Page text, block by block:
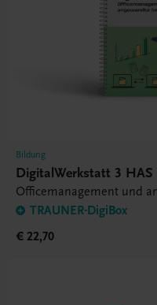
Bildung
DigitalWerkstatt 3 HAS
Officemanagement und
TRAUNER-DigiBox
€ 22,70